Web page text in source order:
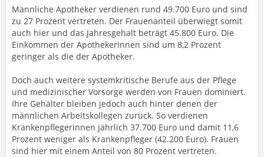
Männliche Apotheker verdienen rund 49.700 Euro und sind
zu 27 Prozent vertreten. Der Frauenanteil überwiegt somit
auch hier und das Jahresgehalt beträgt 45.800 Euro. Die
Einkommen der Apothekerinnen sind um 8,2 Prozent
geringer als die der Apotheker.
Doch auch weitere systemkritische Berufe aus der Pflege
und medizinischer Vorsorge werden von Frauen dominiert.
Ihre Gehälter bleiben jedoch auch hinter denen der
männlichen Arbeitskollegen zurück. So verdienen
Krankenpflegerinnen jährlich 37.700 Euro und damit 11,6
Prozent weniger als Krankenpfleger (42.200 Euro). Frauen
sind hier mit einem Anteil von 80 Prozent vertreten.